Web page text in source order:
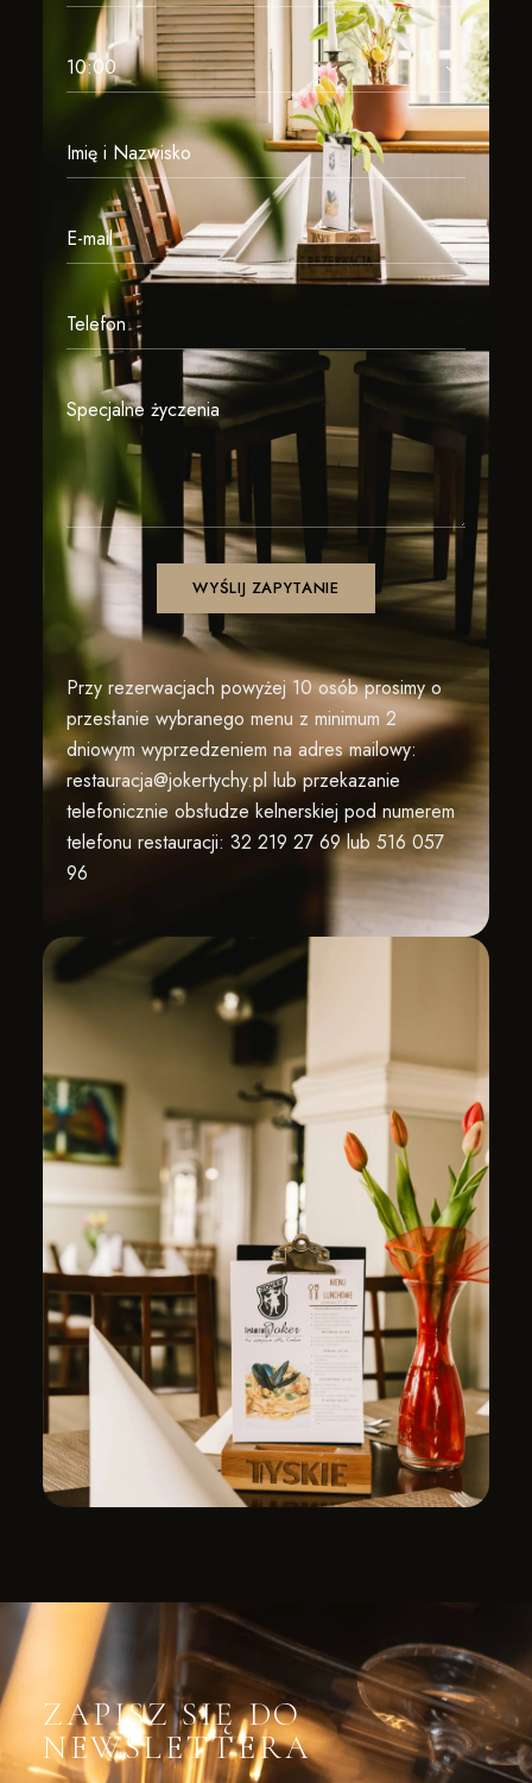
Przy rezerwacjach powyżej 10 osób prosimy o
przesłanie wybranego menu z minimum 2
dniowym wyprzedzeniem na adres mailowy:
restauracja@jokertychy.pllub przekazanie
telefonicznie obsłudze kelnerskiej pod numerem
telefonu restauracji: 32 219 27 69 lub516 057
96
ZAPISZ SIĘ DO
NEWSLETTERA